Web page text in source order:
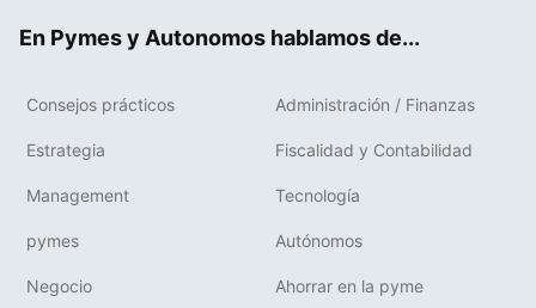
En Pymes y Autonomos hablamos de...
Consejos prácticos Administración / Finanzas
Estrategia Fiscalidad y Contabilidad
Management Tecnología
pymes Autónomos
Negocio Ahorrar en la pyme